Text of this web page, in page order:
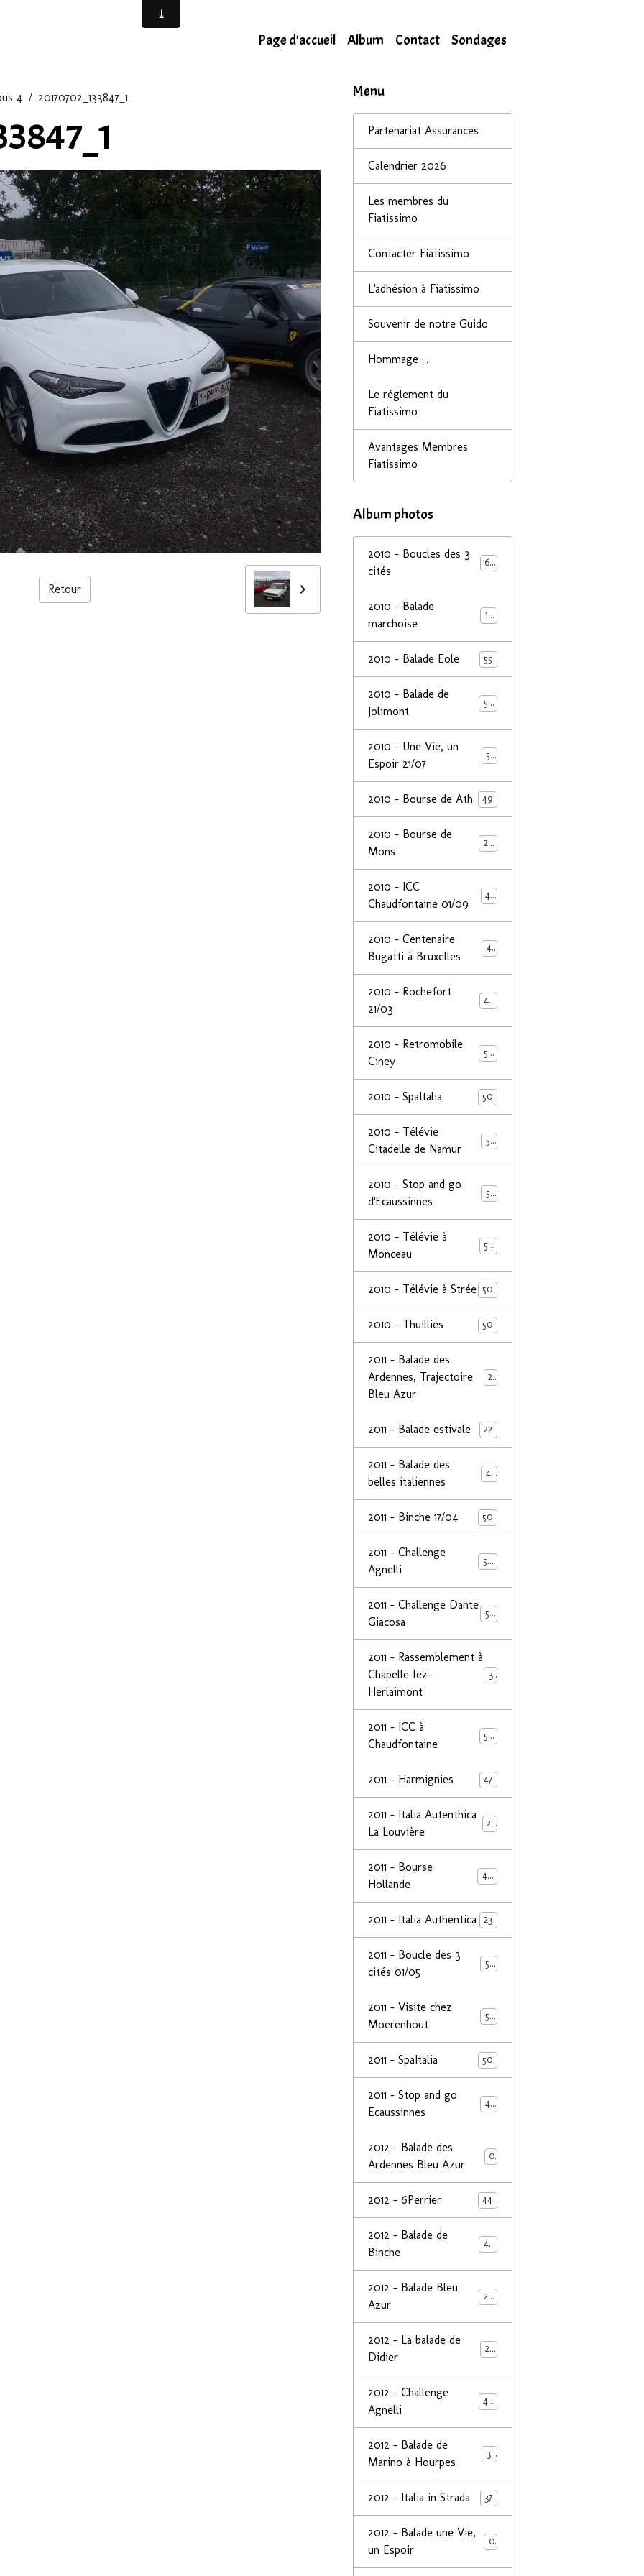
Page d'accueil Album Contact Sondages
4 20170702_133847_1
Retour
Menu
Partenariat Assurances
Calendrier 2026
Les membres du
Fiatissimo
Contacter Fiatissimo
L'adhésion à Fiatissimo
Souvenir de notre Guido
Hommage ...
Le réglement du
Fiatissimo
Avantages Membres
Fiatissimo
Album photos
2010 - Boucles des 3
cités
68
2010 - Balade
marchoise
14
2010 - Balade Eole 55
2010 - Balade de
Jolimont
50
2010 - Une Vie, un
Espoir 21/07
53
2010 - Bourse de Ath 49
2010 - Bourse de
Mons
29
2010 - ICC
Chaudfontaine 01/09
44
2010 - Centenaire
Bugatti à Bruxelles
44
2010 - Rochefort
21/03
47
2010 - Retromobile
Ciney
50
2010 - SpaItalia 50
2010 - Télévie
Citadelle de Namur
50
2010 - Stop and go
d'Ecaussinnes
50
2010 - Télévie à
Monceau
50
2010 - Télévie à Strée 50
2010 - Thuillies 50
2011 - Balade des
Ardennes, Trajectoire
Bleu Azur
24
2011 - Balade estivale 22
2011 - Balade des
belles italiennes
49
2011 - Binche 17/04 50
2011 - Challenge
Agnelli
50
2011 - Challenge Dante
Giacosa
50
2011 - Rassemblement à
Chapelle-lez-
Herlaimont
32
2011 - ICC à
Chaudfontaine
50
2011 - Harmignies 47
2011 - Italia Autenthica
La Louvière
23
2011 - Bourse
Hollande
40
2011 - Italia Authentica 23
2011 - Boucle des 3
cités 01/05
50
2011 - Visite chez
Moerenhout
50
2011 - SpaItalia 50
2011 - Stop and go
Ecaussinnes
44
2012 - Balade des
Ardennes Bleu Azur
0
2012 - 6Perrier 44
2012 - Balade de
Binche
48
2012 - Balade Bleu
Azur
26
2012 - La balade de
Didier
25
2012 - Challenge
Agnelli
44
2012 - Balade de
Marino à Hourpes
39
2012 - Italia in Strada 37
2012 - Balade une Vie,
un Espoir
0